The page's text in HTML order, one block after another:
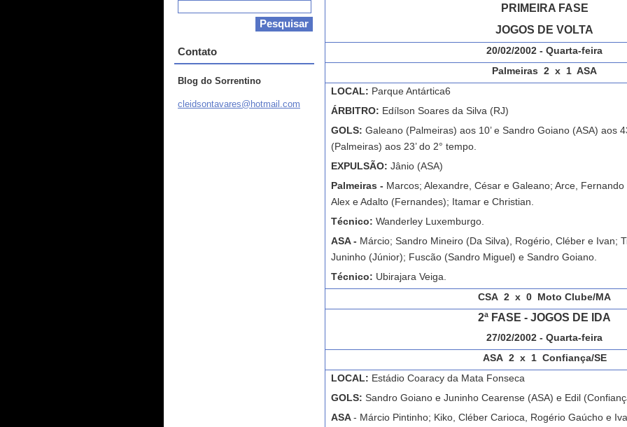
PRIMEIRA FASE
JOGOS DE VOLTA
20/02/2002 - Quarta-feira
Palmeiras 2 x 1 ASA
LOCAL: Parque Antártica6
ÁRBITRO: Edílson Soares da Silva (RJ)
GOLS: Galeano (Palmeiras) aos 10’ e Sandro Goiano (ASA) aos
(Palmeiras) aos 23’ do 2° tempo.
EXPULSÃO: Jânio (ASA)
Palmeiras - Marcos; Alexandre, César e Galeano; Arce,
Alex e Adalto (Fernandes); Itamar e Christian.
Técnico: Wanderley Luxemburgo.
ASA - Márcio; Sandro Mineiro (Da Silva), Rogério, Cléber e Ivan;
Juninho (Júnior); Fuscão (Sandro Miguel) e Sandro Goiano.
Técnico: Ubirajara Veiga.
CSA 2 x 0 Moto Clube/MA
2ª FASE - JOGOS DE IDA
27/02/2002 - Quarta-feira
ASA 2 x 1 Confiança/SE
LOCAL: Estádio Coaracy da Mata Fonseca
GOLS: Sandro Goiano e Juninho Cearense (ASA) e Edil
ASA- Márcio Pintinho; Kiko, Cléber Carioca, Rogério Gaúcho e
Contato
Blog do Sorrentino
cleidsontavares@ hotmail.com